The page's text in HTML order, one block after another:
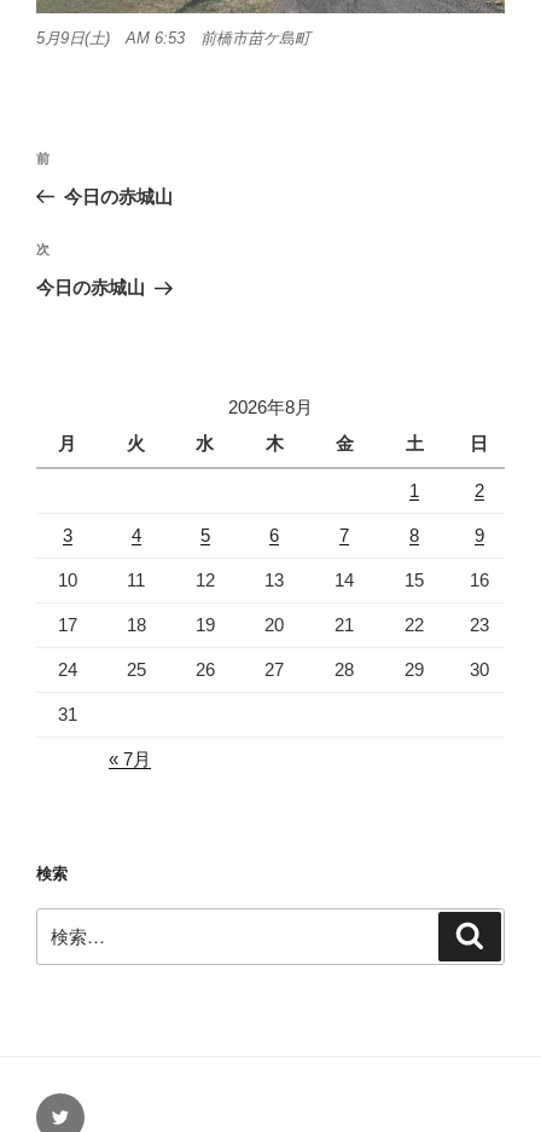
5月9日(土) AM 6:53 前橋市苗ケ島町
投
ビ
ゲ
前
の
稿
前
今日の赤城山
次
の
次
今日の赤城山
2026年8月
月
火 水 木 金 土 日
1 2
3 4 5 6 7 8 9
10 11 12 13 14 15 16
17 18 19 20 21 22 23
24 25 26 27 28 29 30
31
« 7月
検索
索:
Twitter